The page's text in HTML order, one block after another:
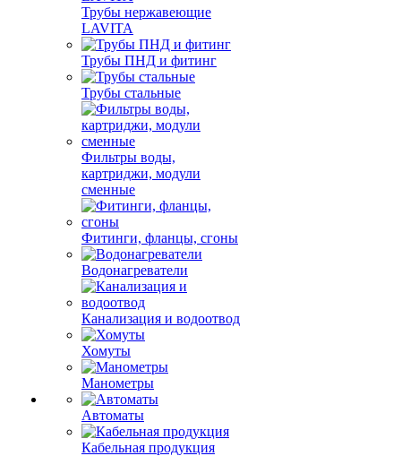
Трубы нержавеющие
LAVITA
Трубы ПНД и фитинг
Трубы стальные
Фильтры воды,
картриджи, модули
сменные
Фитинги, фланцы, сгоны
Водонагреватели
Канализация и водоотвод
Хомуты
Манометры
Автоматы
Кабельная продукция